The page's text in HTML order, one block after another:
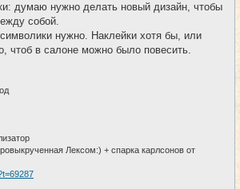
думаю нужно делать новый дизайн, чтобы
собой.
нужно. Наклейки хотя бы, или
чтоб в салоне можно было повесить.
Лексом:) + спарка карлсонов от